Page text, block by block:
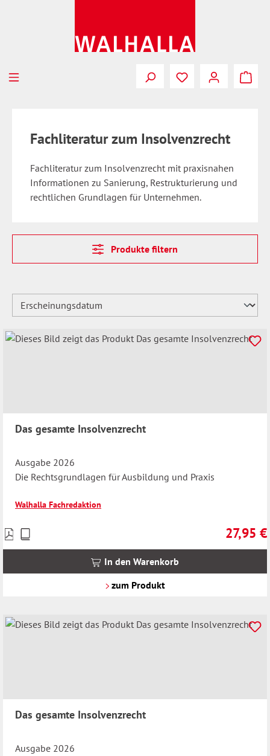
Fachliteratur zum Insolvenzrecht
Fachliteratur zum Insolvenzrecht mit praxisnahen
Informationen zu Sanierung, Restrukturierung und
rechtlichen Grundlagen für Unternehmen.
Produkte filtern
Das gesamte Insolvenzrecht
Ausgabe 2026
Die Rechtsgrundlagen für Ausbildung und Praxis
Walhalla Fachredaktion
27,95 €
Preise
inkl.
In den Warenkorb
zum Produkt
Das gesamte Insolvenzrecht
Ausgabe 2026